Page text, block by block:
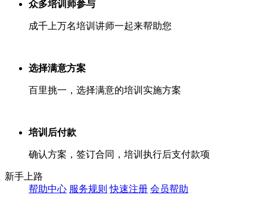
众多培训师参与
成千上万名培训讲师一起来帮助您
选择满意方案
百里挑一，选择满意的培训实施方案
培训后付款
确认方案，签订合同，培训执行后支付款项
新手上路
帮助中心 服务规则 快速注册 会员帮助